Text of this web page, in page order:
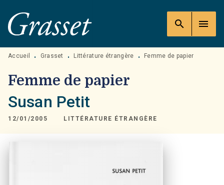
MENU RECHERCHE
PIED DE PAGE
search menu
Accueil • Grasset • Littérature étrangère • Femme de papier
Femme de papier
Susan Petit
12/01/2005 LITTÉRATURE ÉTRANGÈRE